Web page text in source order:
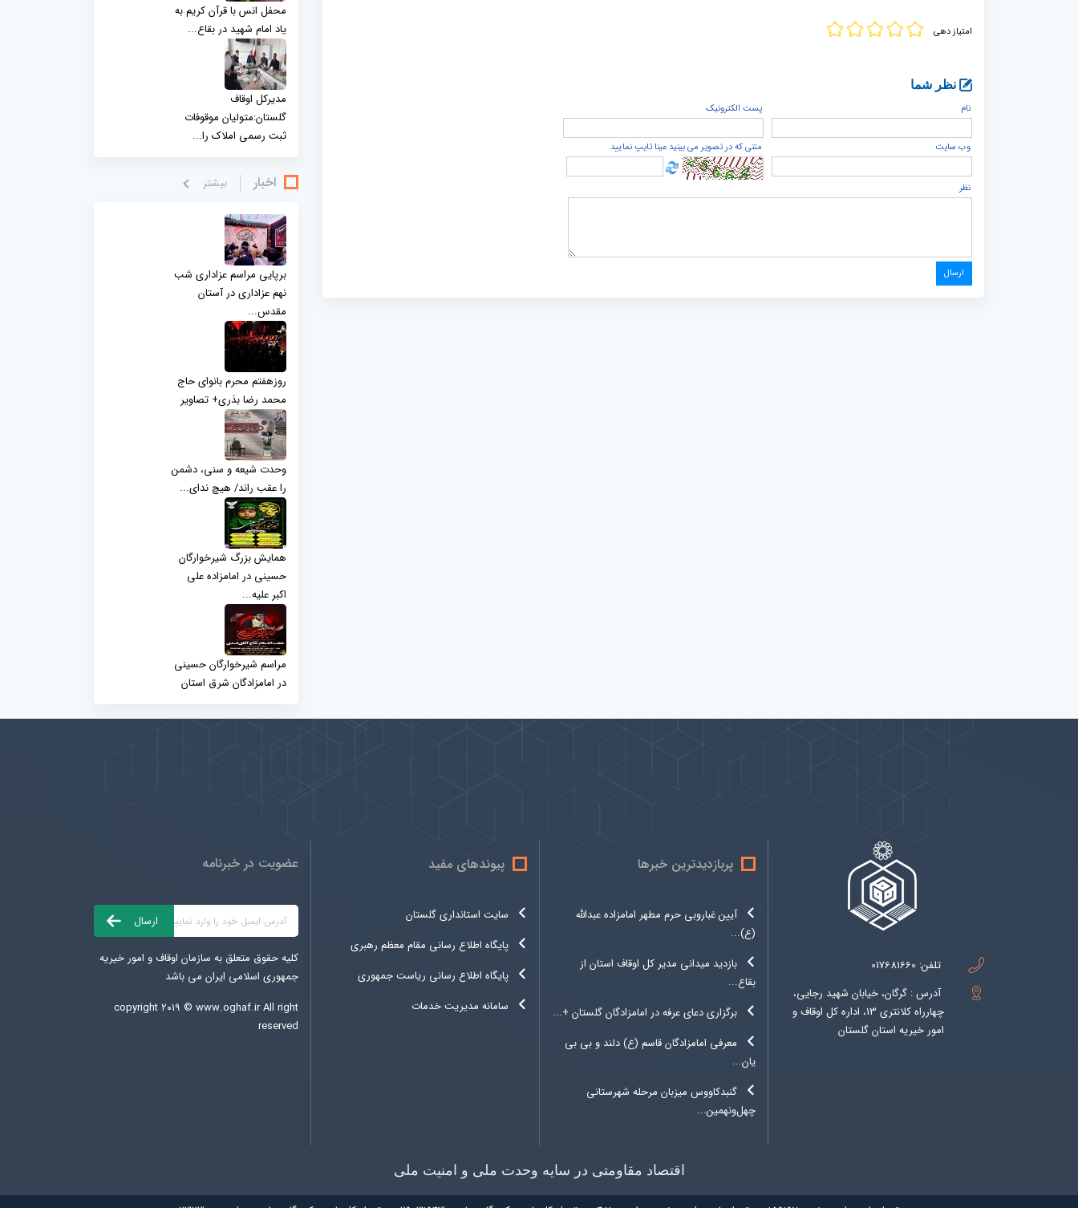
امتیاز دهی
نظر شما
نام
پست الكترونيک
وب سایت متنی که در تصویر می بینید عینا تایپ نمایید
نظر
محفل انس با قرآن کریم به
یاد امام شهید در بقاع...
مدیرکل اوقاف
گلستان:متولیان موقوفات
ثبت رسمی املاک را...
اخبار بيشتر
برپایی مراسم عزاداری شب
نهم عزاداری در آستان
مقدس...
روزهفتم محرم بانوای حاج
محمد رضا بذری+ تصاویر
وحدت شیعه و سنی، دشمن
را عقب راند/ هیچ ندای...
همایش بزرگ شیرخوارگان
حسینی در امامزاده علی
اکبر علیه...
مراسم شیرخوارگان حسینی
در امامزادگان شرق استان
تلفن: 017681660
آدرس : گرگان، خیابان شهید رجایی،
چهارراه کلانتری 13، اداره کل اوقاف و
امور خیریه استان گلستان
پربازدیدترین خبرها
آیین غباروبی حرم مطهر امامزاده عبدالله
(ع)...
بازدید میدانی مدیر کل اوقاف استان از
بقاع...
برگزاری دعای عرفه در امامزادگان گلستان +...
معرفی امامزادگان قاسم (ع) دلند و بی بی
یان...
گنبدکاووس میزبان مرحله شهرستانی
چهل‌ونهمین...
پیوندهای مفید
سایت استانداری گلستان
پایگاه اطلاع رسانی مقام معظم رهبری
پایگاه اطلاع رسانی ریاست جمهوری
سامانه مدیریت خدمات
عضویت در خبرنامه
کلیه حقوق متعلق به سازمان اوقاف و امور خیریه
جمهوری اسلامی ایران می باشد
copyright ۲۰۱۹ © www.oghaf.irAll right
reserved
اقتصاد مقاومتی در سایه وحدت ملی و امنیت ملی